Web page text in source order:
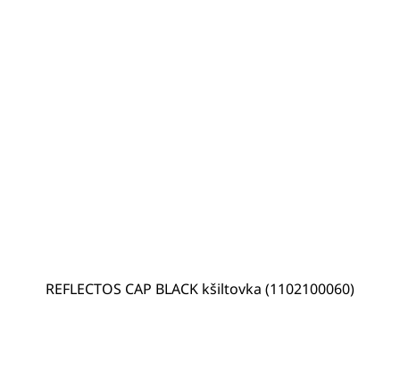
REFLECTOS CAP BLACK kšiltovka (1102100060)